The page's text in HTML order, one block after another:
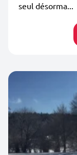
seul désorma...